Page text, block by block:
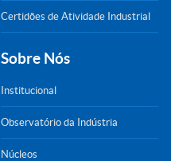
Certidões de Atividade Industrial
Sobre Nós
Institucional
Observatório da Indústria
Núcleos